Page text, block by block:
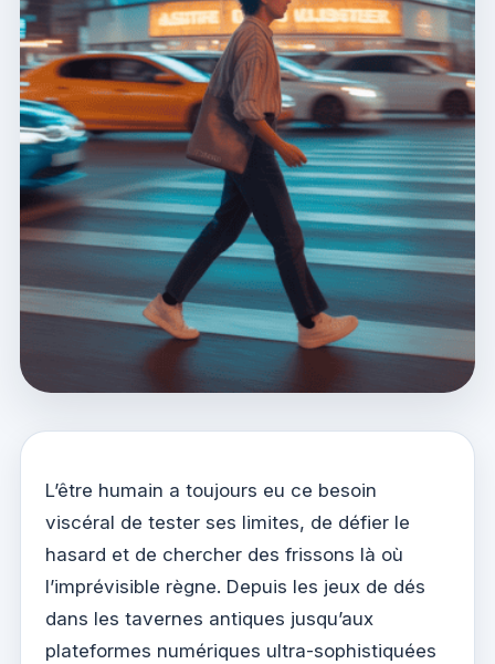
L’être humain a toujours eu ce besoin
viscéral de tester ses limites, de défier le
hasard et de chercher des frissons là où
l’imprévisible règne. Depuis les jeux de dés
dans les tavernes antiques jusqu’aux
plateformes numériques ultra-sophistiquées